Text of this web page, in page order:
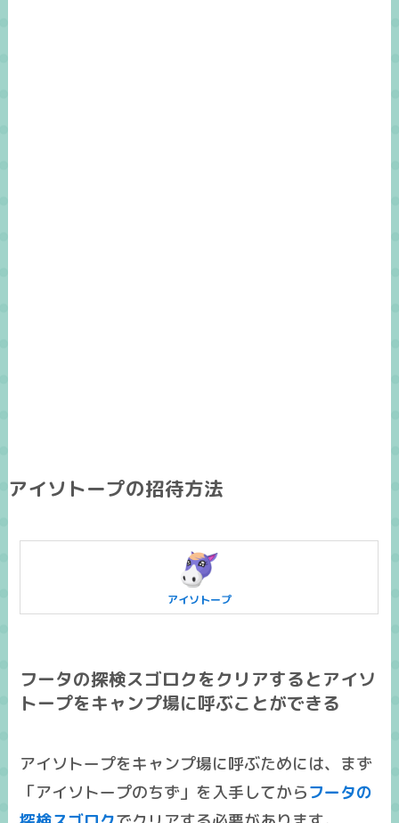
アイソトープの招待方法​
アイソトープ
フータの探検スゴロクをクリアするとアイソ
トープをキャンプ場に呼ぶことができる
アイソトープをキャンプ場に呼ぶためには、まず
「アイソトープのちず」を入手してからフータの